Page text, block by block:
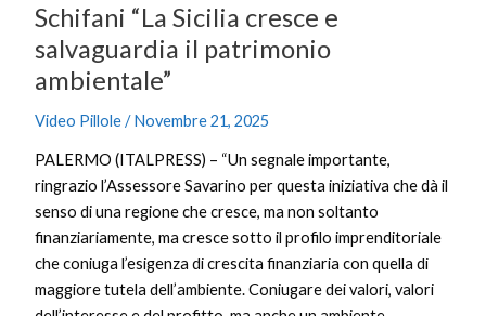
Schifani “La Sicilia cresce e
salvaguardia il patrimonio
ambientale”
Video Pillole/Novembre 21, 2025
PALERMO (ITALPRESS) – “Un segnale importante,
ringrazio l’Assessore Savarino per questa iniziativa che dà il
senso di una regione che cresce, ma non soltanto
finanziariamente, ma cresce sotto il profilo imprenditoriale
che coniuga l’esigenza di crescita finanziaria con quella di
maggiore tutela dell’ambiente. Coniugare dei valori, valori